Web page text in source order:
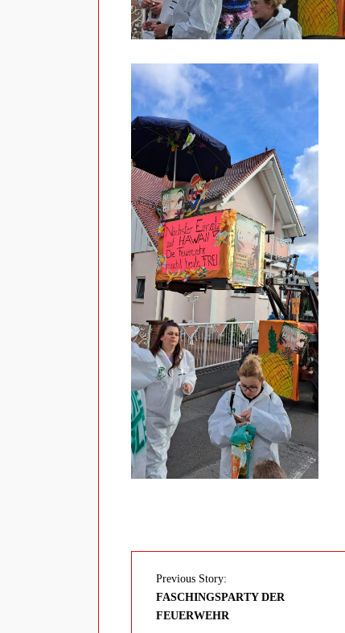
Previous Story:
FASCHINGSPARTY DER
FEUERWEHR